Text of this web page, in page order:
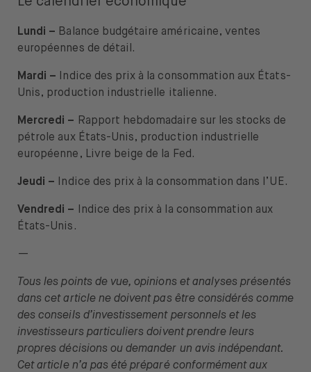
Lundi – Balance budgétaire américaine, ventes
européennes de détail.
Mardi –
Indice des prix à la consommation aux États-
Unis, production industrielle italienne.
Mercredi – Rapport hebdomadaire sur les stocks de
pétrole aux États-Unis, production industrielle
européenne, Livre beige de la Fed.
Jeudi – Indice des prix à la consommation dans l’UE.
Vendredi –
Indice des prix à la consommation aux
États-Unis.
—
Tous les points de vue, opinions et analyses présentés
dans cet article ne doivent pas être considérés comme
des conseils d’investissement personnels et les
investisseurs particuliers doivent prendre leurs
propres décisions ou demander un avis indépendant.
Cet article n’a pas été préparé conformément aux